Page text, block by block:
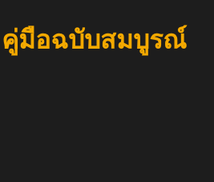
คู่มือฉบับสมบูรณ์